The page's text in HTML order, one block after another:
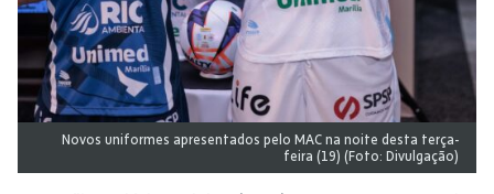
Novos uniformes apresentados pelo MAC na noite desta terça-
feira (19) (Foto: Divulgação)